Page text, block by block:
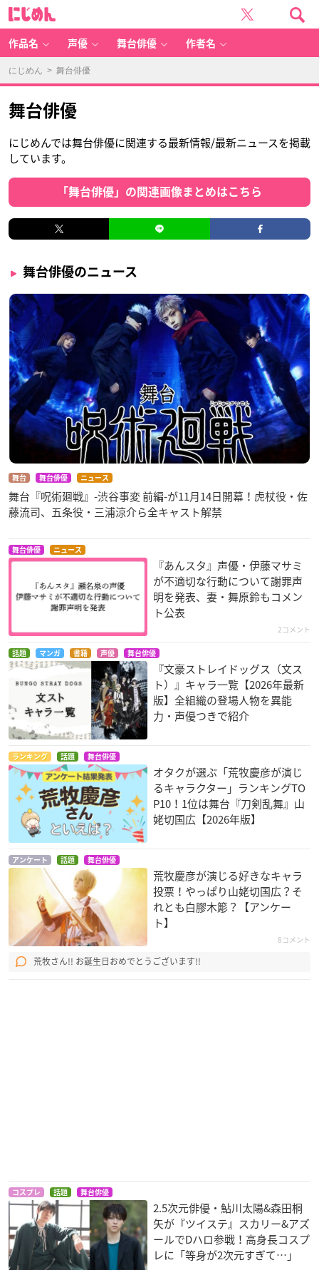
作品名 声優 舞台俳優 作者名
にじめん > 舞台俳優
舞台俳優
にじめんでは舞台俳優に関連する最新情報/最新ニュースを掲載
しています。
「舞台俳優」の関連画像まとめはこちら
舞台俳優のニュース
舞台 舞台俳優 ニュース
舞台『呪術廻戦』-渋谷事変 前編-が11月14日開幕！虎杖役・佐
藤流司、五条役・三浦涼介ら全キャスト解禁
舞台俳優 ニュース
『あんスタ』声優・伊藤マサミ
が不適切な行動について謝罪声
明を発表、妻・舞原鈴もコメン
ト公表
2コメント
話題 マンガ 書籍 声優 舞台俳優
『文豪ストレイドッグス（文ス
ト）』キャラ一覧【2026年最新
版】全組織の登場人物を異能
力・声優つきで紹介
ランキング 話題 舞台俳優
オタクが選ぶ「荒牧慶彦が演じ
るキャラクター」ランキングTO
P10！1位は舞台『刀剣乱舞』山
姥切国広【2026年版】
アンケート 話題 舞台俳優
荒牧慶彦が演じる好きなキャラ
投票！やっぱり山姥切国広？そ
れとも白膠木簓？【アンケー
ト】
8コメント
荒牧さん!! お誕生日おめでとうございます!!
コスプレ 話題 舞台俳優
2.5次元俳優・鮎川太陽&森田桐
矢が『ツイステ』スカリー&アズ
ールでDハロ参戦！高身長コスプ
レに「等身が2次元すぎて…」